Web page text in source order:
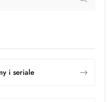
i seriale